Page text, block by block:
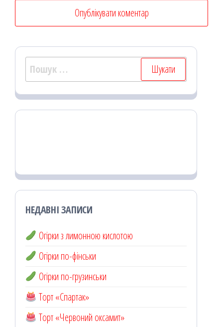
Пошук:
НЕДАВНІ ЗАПИСИ
Огірки з лимонною кислотою
Огірки по-фінськи
Огірки по-грузинськи
Торт «Спартак»
Торт «Червоний оксамит»